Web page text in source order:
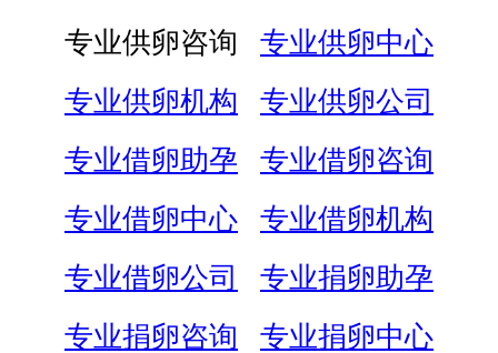
专业供卵咨询
专业供卵中心
专业供卵机构
专业供卵公司
专业借卵助孕
专业借卵咨询
专业借卵中心
专业借卵机构
专业借卵公司
专业捐卵助孕
专业捐卵咨询
专业捐卵中心